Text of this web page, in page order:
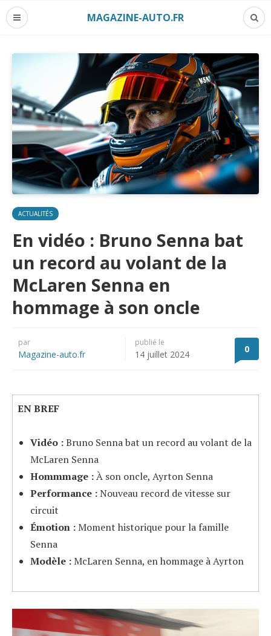
MAGAZINE-AUTO.FR
ACTUALITÉS
En vidéo : Bruno Senna bat
un record au volant de la
McLaren Senna en
hommage à son oncle
par
Magazine-auto.fr
publié le
14 juillet 2024 0
EN BREF
Vidéo :Bruno Senna bat un record au volant de la
McLaren Senna
Hommmage :À son oncle, Ayrton Senna
Performance :Nouveau record de vitesse sur
circuit
Émotion :Moment historique pour la famille
Senna
Modèle :McLaren Senna, en hommage à Ayrton